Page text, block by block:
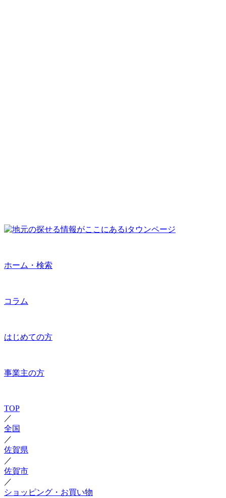
ホーム・検索
コラム
はじめての方
事業主の方
TOP
／
全国
／
佐賀県
／
佐賀市
／
ショッピング・お買い物